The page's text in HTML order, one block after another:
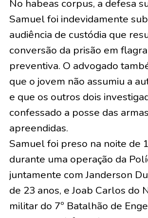
No habeas corpus, a defesa
Samuel foi indevidamente
audiência de custódia que
conversão da prisão em
preventiva. O advogado
que o jovem não assumiu a
e que os outros dois
confessado a posse das armas
apreendidas.
Samuel foi preso na noite de
durante uma operação da
juntamente com Janderson
de 23 anos, e Joab Carlos do
militar do 7º Batalhão de